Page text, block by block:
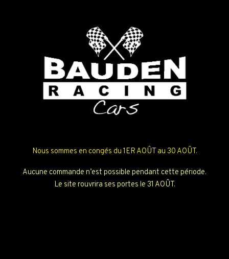
Nous sommes en congés du 1ER AOÛT au 30 AOÛT.
Aucune commande n’est possible pendant cette période.
Le site rouvrira ses portes le 31 AOÛT.